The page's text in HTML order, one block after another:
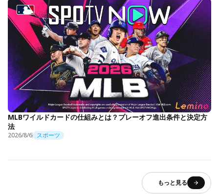
MLBワイルドカードの仕組みとは？プレーオフ進出条件と決定方
法
2026/8/6 スポーツ
もっと見る